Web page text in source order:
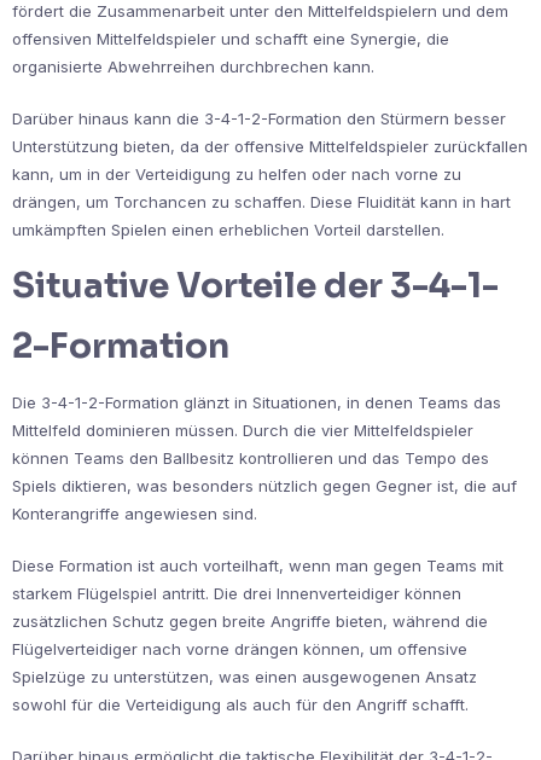
fördert die Zusammenarbeit unter den Mittelfeldspielern und dem
offensiven Mittelfeldspieler und schafft eine Synergie, die
organisierte Abwehrreihen durchbrechen kann.
Darüber hinaus kann die 3-4-1-2-Formation den Stürmern besser
Unterstützung bieten, da der offensive Mittelfeldspieler zurückfallen
kann, um in der Verteidigung zu helfen oder nach vorne zu
drängen, um Torchancen zu schaffen. Diese Fluidität kann in hart
umkämpften Spielen einen erheblichen Vorteil darstellen.
Situative Vorteile der 3-4-1-
2-Formation
Die 3-4-1-2-Formation glänzt in Situationen, in denen Teams das
Mittelfeld dominieren müssen. Durch die vier Mittelfeldspieler
können Teams den Ballbesitz kontrollieren und das Tempo des
Spiels diktieren, was besonders nützlich gegen Gegner ist, die auf
Konterangriffe angewiesen sind.
Diese Formation ist auch vorteilhaft, wenn man gegen Teams mit
starkem Flügelspiel antritt. Die drei Innenverteidiger können
zusätzlichen Schutz gegen breite Angriffe bieten, während die
Flügelverteidiger nach vorne drängen können, um offensive
Spielzüge zu unterstützen, was einen ausgewogenen Ansatz
sowohl für die Verteidigung als auch für den Angriff schafft.